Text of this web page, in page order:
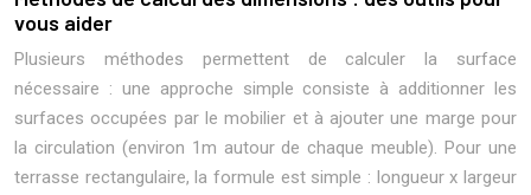
vous aider
Plusieurs méthodes permettent de calculer la surface
nécessaire : une approche simple consiste à additionner les
surfaces occupées par le mobilier et à ajouter une marge pour
la circulation (environ 1m autour de chaque meuble). Pour une
terrasse rectangulaire, la formule est simple : longueur x largeur